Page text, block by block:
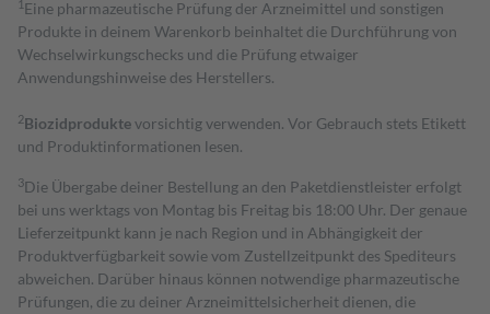
1 Eine pharmazeutische Prüfung der Arzneimittel und sonstigen
Produkte in deinem Warenkorb beinhaltet die Durchführung von
Wechselwirkungschecks und die Prüfung etwaiger
Anwendungshinweise des Herstellers.
2Biozidproduktevorsichtig verwenden. Vor Gebrauch stets Etikett
und Produktinformationen lesen.
3Die Übergabe deiner Bestellung an den Paketdienstleister erfolgt
bei uns werktags von Montag bis Freitag bis 18:00 Uhr. Der genaue
Lieferzeitpunkt kann je nach Region und in Abhängigkeit der
Produktverfügbarkeit sowie vom Zustellzeitpunkt des Spediteurs
abweichen. Darüber hinaus können notwendige pharmazeutische
Prüfungen, die zu deiner Arzneimittelsicherheit dienen, die